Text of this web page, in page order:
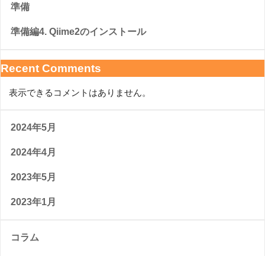
準備
準備編4. Qiime2のインストール
Recent Comments
表示できるコメントはありません。
2024年5月
2024年4月
2023年5月
2023年1月
コラム